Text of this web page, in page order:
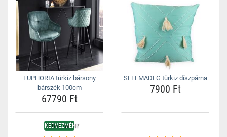
EUPHORIA türkiz bársony
bárszék 100cm
67790 Ft
SELEMADEG türkiz díszpárna
7900 Ft
KEDVEZMÉNY